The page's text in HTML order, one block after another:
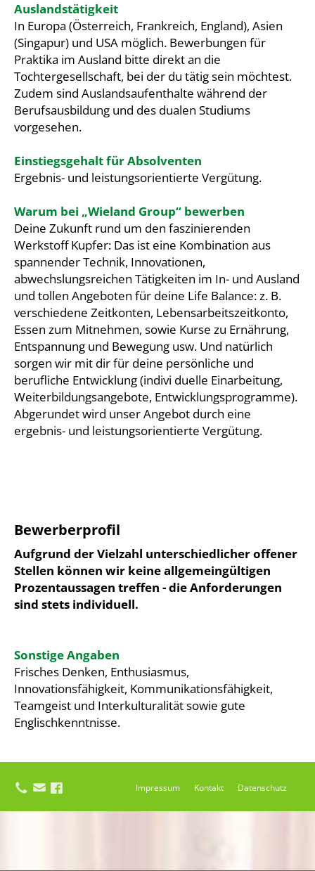
Auslandstätigkeit
In Europa (Österreich, Frankreich, England), Asien
(Singapur) und USA möglich. Bewerbungen für
Praktika im Ausland bitte direkt an die
Tochtergesellschaft, bei der du tätig sein möchtest.
Zudem sind Auslandsaufenthalte während der
Berufsausbildung und des dualen Studiums
vorgesehen.
Einstiegsgehalt für Absolventen
Ergebnis- und leistungsorientierte Vergütung.
Warum bei „Wieland Group“ bewerben
Deine Zukunft rund um den faszinierenden
Werkstoff Kupfer: Das ist eine Kombination aus
spannender Technik, Innovationen,
abwechslungsreichen Tätigkeiten im In- und Ausland
und tollen Angeboten für deine Life Balance: z. B.
verschiedene Zeitkonten, Lebensarbeitszeitkonto,
Essen zum Mitnehmen, sowie Kurse zu Ernährung,
Entspannung und Bewegung usw. Und natürlich
sorgen wir mit dir für deine persönliche und
berufliche Entwicklung (indivi duelle Einarbeitung,
Weiterbildungsangebote, Entwicklungsprogramme).
Abgerundet wird unser Angebot durch eine
ergebnis- und leistungsorientierte Vergütung.
Bewerberprofil
Aufgrund der Vielzahl unterschiedlicher offener
Stellen können wir keine allgemeingültigen
Prozentaussagen treffen - die Anforderungen
sind stets individuell.
Sonstige Angaben
Frisches Denken, Enthusiasmus,
Innovationsfähigkeit, Kommunikationsfähigkeit,
Teamgeist und Interkulturalität sowie gute
Englischkenntnisse.
Impressum Kontakt Datenschutz